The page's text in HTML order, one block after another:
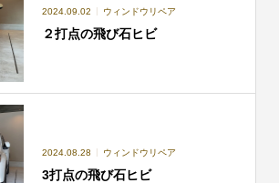
2024.09.02 ウィンドウリペア
２打点の飛び石ヒビ
2024.08.28 ウィンドウリペア
3打点の飛び石ヒビ